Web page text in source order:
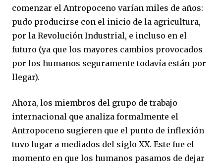
comenzar el Antropoceno varían miles de años:
pudo producirse con el inicio de la agricultura,
por la Revolución Industrial, e incluso en el
futuro (ya que los mayores cambios provocados
por los humanos seguramente todavía están por
llegar).
Ahora, los miembros del grupo de trabajo
internacional que analiza formalmente el
Antropoceno sugieren que el punto de inflexión
tuvo lugar a mediados del siglo XX. Este fue el
momento en que los humanos pasamos de dejar